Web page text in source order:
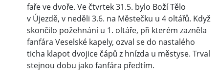
faře ve dvoře. Ve čtvrtek 31.5. bylo Boží Tělo
v Újezdě, v neděli 3.6. na Městečku u 4 oltářů. Když
skončilo požehnání u 1. oltáře, při kterém zazněla
fanfára Veselské kapely, ozval se do nastalého
ticha klapot dvojice čápů z hnízda u městyse. Trval
stejnou dobu jako fanfára předtím.